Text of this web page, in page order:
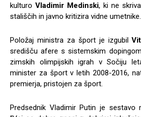
kulturo Vladimir Medinski, ki ne
stališčih in javno kritizira vidne umetnike.
Položaj ministra za šport je izgubil
središču afere s sistemskim
zimskih olimpijskih igrah v Sočiju
minister za šport v letih 2008-2016,
premierja, pristojen za šport.
Predsednik Vladimir Putin je sestavo